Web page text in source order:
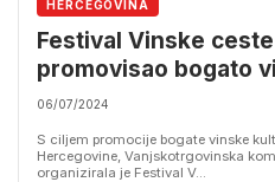
HERCEGOVINA
Festival Vinske
promovisao bogato
turističku ponudu
06/07/2024
S ciljem promocije bogate vinske
Hercegovine, Vanjskotrgovinska
organizirala je Festival V...